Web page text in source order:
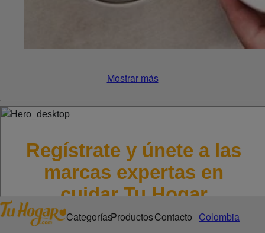
Mostrar más
CategoríasProductosContacto Colombia